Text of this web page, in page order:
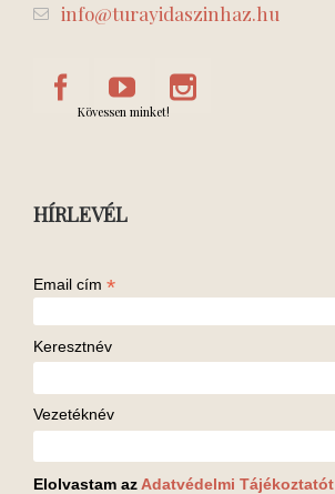
info@turayidaszinhaz.hu
Kövessen minket!
HÍRLEVÉL
Email cím *
Keresztnév
Vezetéknév
Elolvastam az Adatvédelmi Tájékoztatót